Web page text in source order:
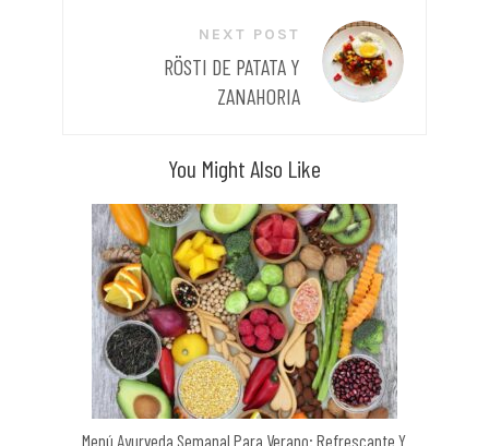
NEXT POST
RÖSTI DE PATATA Y
ZANAHORIA
You Might Also Like
Menú Ayurveda Semanal Para Verano: Refrescante Y